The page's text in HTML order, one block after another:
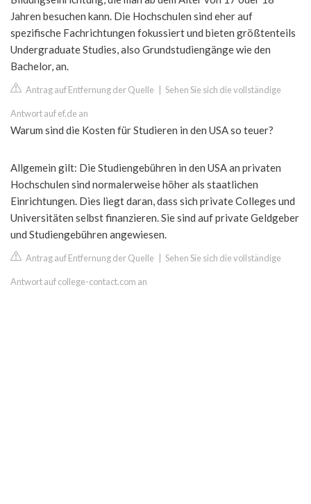
Jahren besuchen kann. Die Hochschulen sind eher auf
spezifische Fachrichtungen fokussiert und bieten größtenteils
Undergraduate Studies, also Grundstudiengänge wie den
Bachelor, an.
Antrag auf Entfernung der Quelle Sehen Sie sich die vollständige
Antwort auf ef.de an
Warum sind die Kosten für Studieren in den USA so teuer?
Allgemein gilt: Die Studiengebühren in den USA an privaten
Hochschulen sind normalerweise höher als staatlichen
Einrichtungen. Dies liegt daran, dass sich private Colleges und
Universitäten selbst finanzieren. Sie sind auf private Geldgeber
und Studiengebühren angewiesen.
Antrag auf Entfernung der Quelle Sehen Sie sich die vollständige
Antwort auf college-contact.com an